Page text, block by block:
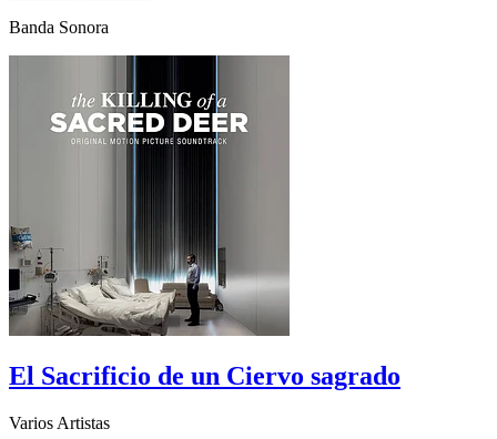
Banda Sonora
El Sacrificio de un Ciervo sagrado
Varios Artistas